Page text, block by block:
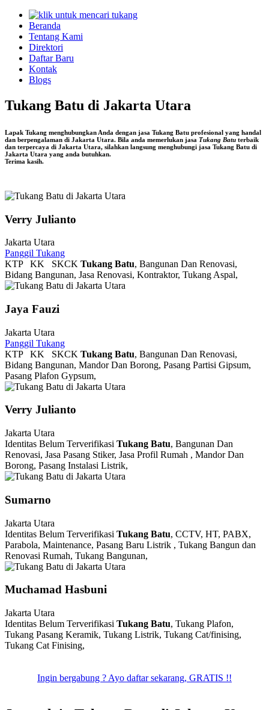
Beranda
Tentang Kami
Direktori
Daftar Baru
Kontak
Blogs
Tukang Batu di Jakarta Utara
Lapak Tukang menghubungkan Anda dengan jasa Tukang Batu profesional yang handal
dan berpengalaman di Jakarta Utara. Bila anda memerlukan jasa Tukang Batu terbaik
dan terpercaya di Jakarta Utara, silahkan langsung menghubungi jasa Tukang Batu di
Jakarta Utara yang anda butuhkan.
Terima kasih.
Verry Julianto
Jakarta Utara
Panggil Tukang
KTP KK SKCK Tukang Batu, Bangunan Dan Renovasi,
Bidang Bangunan, Jasa Renovasi, Kontraktor, Tukang Aspal,
Jaya Fauzi
Jakarta Utara
Panggil Tukang
KTP KK SKCK Tukang Batu, Bangunan Dan Renovasi,
Bidang Bangunan, Mandor Dan Borong, Pasang Partisi Gipsum,
Pasang Plafon Gypsum,
Verry Julianto
Jakarta Utara
Identitas Belum Terverifikasi Tukang Batu, Bangunan Dan
Renovasi, Jasa Pasang Stiker, Jasa Profil Rumah , Mandor Dan
Borong, Pasang Instalasi Listrik,
Sumarno
Jakarta Utara
Identitas Belum Terverifikasi Tukang Batu, CCTV, HT, PABX,
Parabola, Maintenance, Pasang Baru Listrik , Tukang Bangun dan
Renovasi Rumah, Tukang Bangunan,
Muchamad Hasbuni
Jakarta Utara
Identitas Belum Terverifikasi Tukang Batu, Tukang Plafon,
Tukang Pasang Keramik, Tukang Listrik, Tukang Cat/finising,
Tukang Cat Finising,
Ingin bergabung ? Ayo daftar sekarang, GRATIS !!